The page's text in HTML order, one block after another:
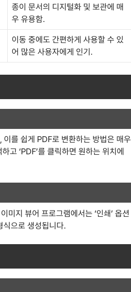
종이 문서의 디지털화 및 보관에 매
우 유용함.
이동 중에도 간편하게 사용할 수 있
어 많은 사용자에게 인기.
를 쉽게 PDF로 변환하는 방법은 매우
고 ‘PDF’를 클릭하면 원하는 위치에
미지 뷰어 프로그램에서는 ‘인쇄’ 옵션
식으로 생성됩니다.